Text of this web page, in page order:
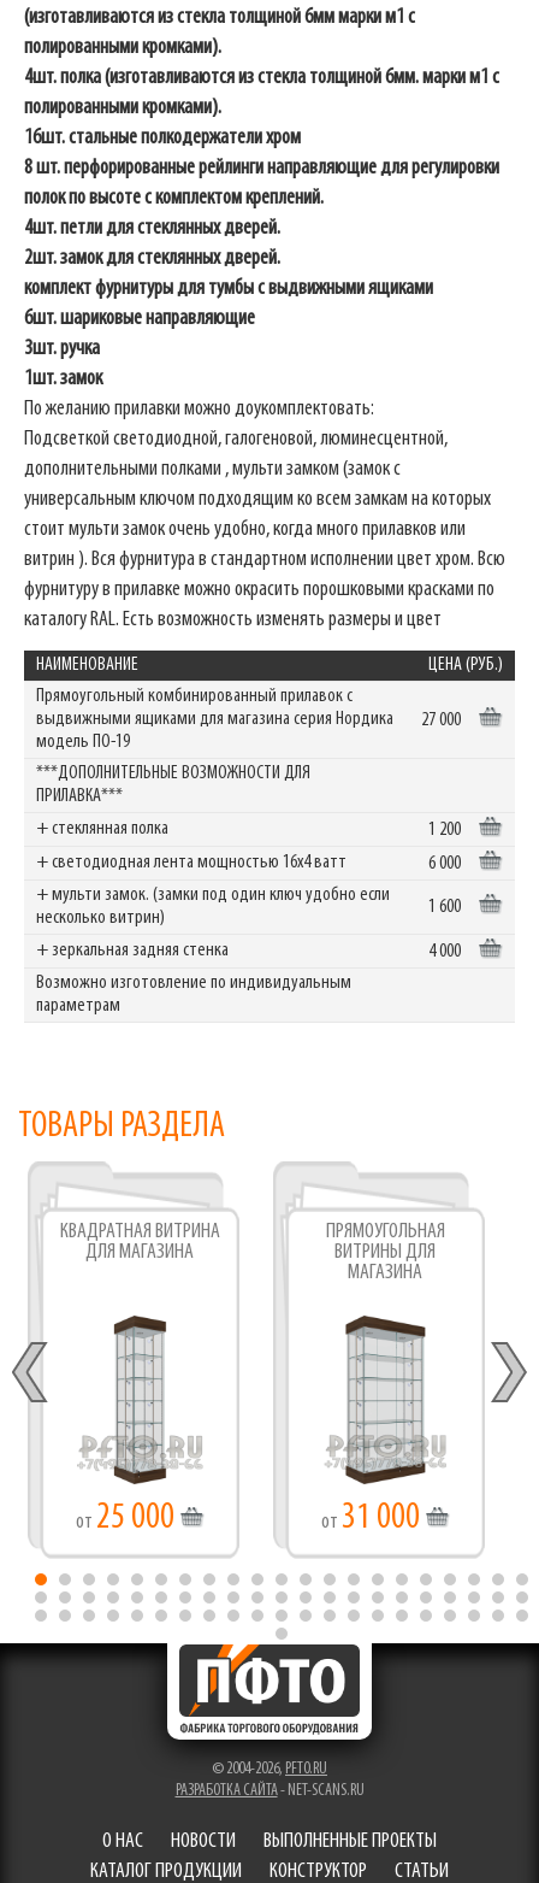
(изготавливаются из стекла толщиной 6мм марки м1 с
полированными кромками).
4шт. полка (изготавливаются из стекла толщиной 6мм. марки м1 с
полированными кромками).
16шт. стальные полкодержатели хром
8 шт. перфорированные рейлинги направляющие для регулировки
полок по высоте с комплектом креплений.
4шт. петли для стеклянных дверей.
2шт. замок для стеклянных дверей.
комплект фурнитуры для тумбы с выдвижными ящиками
6шт. шариковые направляющие
3шт. ручка
1шт. замок
По желанию прилавки можно доукомплектовать:
Подсветкой светодиодной, галогеновой, люминесцентной,
дополнительными полками , мульти замком (замок с
универсальным ключом подходящим ко всем замкам на которых
стоит мульти замок очень удобно, когда много прилавков или
витрин ). Вся фурнитура в стандартном исполнении цвет хром. Всю
фурнитуру в прилавке можно окрасить порошковыми красками по
каталогу RAL. Есть возможность изменять размеры и цвет
НАИМЕНОВАНИЕ
ЦЕНА (РУБ.)
Прямоугольный комбинированный прилавок с
выдвижными ящиками для магазина серия Нордика
модель ПO-19
27 000
***ДОПОЛНИТЕЛЬНЫЕ ВОЗМОЖНОСТИ ДЛЯ
ПРИЛАВКА***
+ стеклянная полка
1 200
+ светодиодная лента мощностью 16х4 ватт
6 000
+ мульти замок. (замки под один ключ удобно если
несколько витрин)
1 600
+ зеркальная задняя стенка
4 000
Возможно изготовление по индивидуальным
параметрам
ТОВАРЫ РАЗДЕЛА
КВАДРАТНАЯ ВИТРИНА
ДЛЯ МАГАЗИНА
от 25 000
ПРЯМОУГОЛЬНАЯ
ВИТРИНЫ ДЛЯ
МАГАЗИНА
от 31 000
© 2004-2026, PFTO.RU
РАЗРАБОТКА САЙТА- NET-SCANS.RU
О НАС НОВОСТИ
ВЫПОЛНЕННЫЕ ПРОЕКТЫ
КАТАЛОГ ПРОДУКЦИИ
КОНСТРУКТОР СТАТЬИ